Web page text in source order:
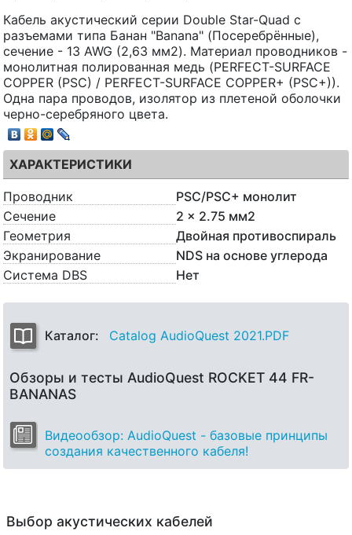
Кабель акустический серии Double Star-Quad с
разъемами типа Банан "Banana" (Посеребрённые),
сечение - 13 AWG (2,63 мм2). Материал проводников -
монолитная полированная медь (PERFECT-SURFACE
COPPER (PSC) / PERFECT-SURFACE COPPER+ (PSC+)).
Одна пара проводов, изолятор из плетеной оболочки
черно-серебряного цвета.
ХАРАКТЕРИСТИКИ
Проводник
PSC/PSC+ монолит
Сечение
2 x 2.75 мм2
Геометрия
Двойная противоспираль
Экранирование
NDS на основе углерода
Система DBS
Нет
Каталог: Catalog AudioQuest 2021.PDF
Обзоры и тесты AudioQuest ROCKET 44 FR-
BANANAS
Видеообзор: AudioQuest - базовые принципы
создания качественного кабеля!
Выбор акустических кабелей